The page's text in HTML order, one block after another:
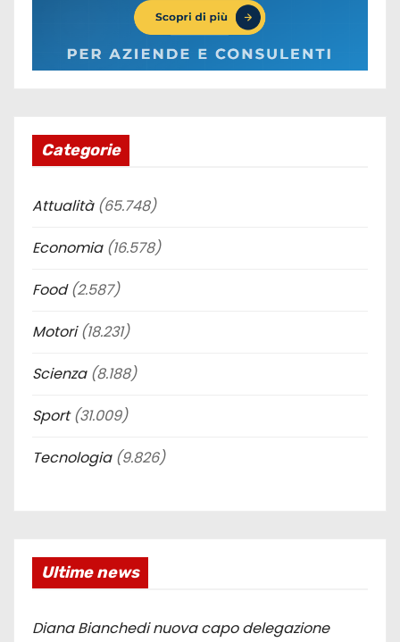
Categorie
Attualità(65.748)
Economia(16.578)
Food(2.587)
Motori(18.231)
Scienza(8.188)
Sport(31.009)
Tecnologia(9.826)
Ultime news
Diana Bianchedi nuova capo delegazione